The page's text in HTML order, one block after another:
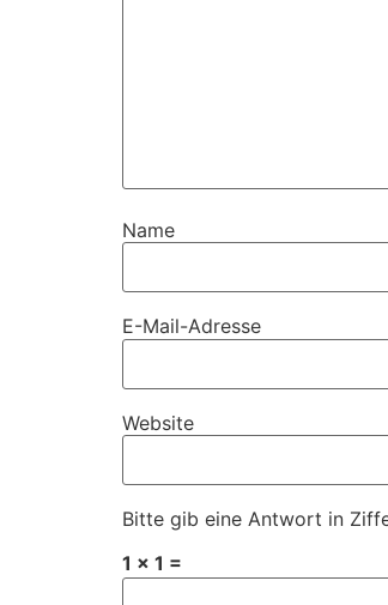
Name
E-Mail-Adresse
Website
Bitte gib eine Antwort in
1 × 1 =